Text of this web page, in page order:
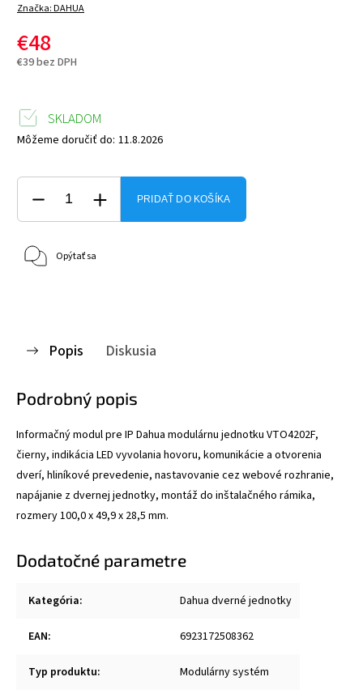
Značka:DAHUA
€48
€39 bez DPH
SKLADOM
Môžeme doručiť do: 11.8.2026
PRIDAŤ DO KOŠÍKA
Opýtať sa
Popis Diskusia
Podrobný popis
Informačný modul pre IP Dahua modulárnu jednotku VTO4202F,
čierny, indikácia LED vyvolania hovoru, komunikácie a otvorenia
dverí, hliníkové prevedenie, nastavovanie cez webové rozhranie,
napájanie z dvernej jednotky, montáž do inštalačného rámika,
rozmery 100,0 x 49,9 x 28,5 mm.
Dodatočné parametre
Kategória: Dahua dverné jednotky
EAN: 6923172508362
Typ produktu: Modulárny systém